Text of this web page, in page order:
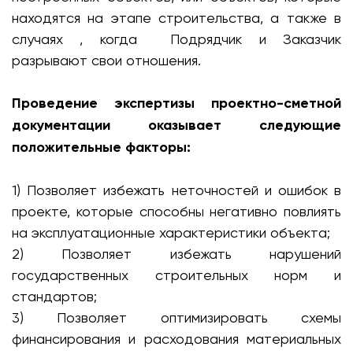
находятся на этапе строительства, а также в
случаях , когда Подрядчик и Заказчик
разрывают свои отношения.
Проведение экспертизы проектно-сметной
документации оказывает следующие
положительные факторы:
1) Позволяет избежать неточностей и ошибок в
проекте, которые способны негативно повлиять
на эксплуатационные характеристики объекта;
2) Позволяет избежать нарушений
государственных строительных норм и
стандартов;
3) Позволяет оптимизировать схемы
финансирования и расходования материальных